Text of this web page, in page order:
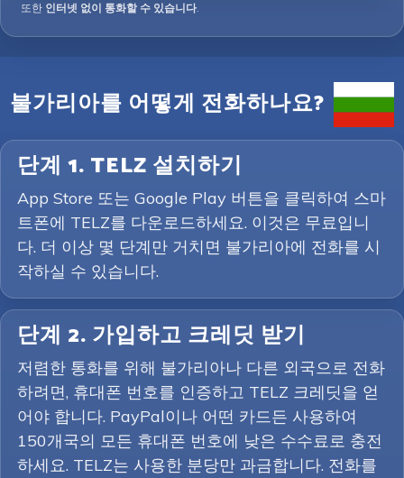
또한 인터넷 없이 통화할 수 있습니다.
불가리아를 어떻게 전화하나요?
단계 1. TELZ 설치하기
App Store 또는 Google Play 버튼을 클릭하여 스마
트폰에 TELZ를 다운로드하세요. 이것은 무료입니
다. 더 이상 몇 단계만 거치면 불가리아에 전화를 시
작하실 수 있습니다.
단계 2. 가입하고 크레딧 받기
저렴한 통화를 위해 불가리아나 다른 외국으로 전화
하려면, 휴대폰 번호를 인증하고 TELZ 크레딧을 얻
어야 합니다. PayPal이나 어떤 카드든 사용하여
150개국의 모든 휴대폰 번호에 낮은 수수료로 충전
하세요. TELZ는 사용한 분당만 과금합니다. 전화를